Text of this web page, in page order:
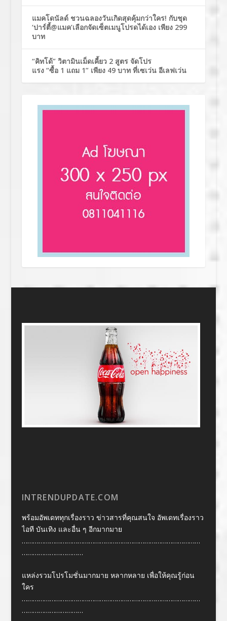
แมคโดนัลด์ ชวนฉลองวันเกิดสุดคุ้มกว่าใคร! กับชุด
‘ปาร์ตี้@แมค’เลือกจัดเซ็ตเมนูโปรดได้เอง เพียง 299
บาท
“คิทโด้” วิตามินเม็ดเคี้ยว 2 สูตร จัดโปร
แรง “ซื้อ 1 แถม 1” เพียง 49 บาท ที่เซเว่น อีเลฟเว่น
INTRENDUPDATE.COM
พร้อมอัพเดททุกเรื่องราว ข่าวสารที่คุณสนใจ อัพเดทเรื่องราว
ไอที บันเทิง และอื่น ๆ อีกมากมาย
……………………………………………………………………………………
……………………………
แหล่งรวมโปรโมชั่นมากมาย หลากหลาย เพื่อให้คุณรู้ก่อน
ใคร
……………………………………………………………………………………
……………………………